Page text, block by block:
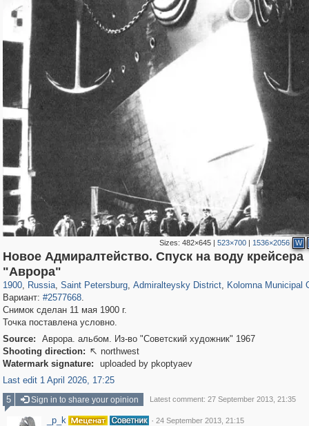
Sizes: 482×645| 523×700| 1536×2056 W
Новое Адмиралтейство. Спуск на воду крейсера
"Аврора"
1900, Russia
1,406,448
, Saint Petersburg
197,148
, Admiralteysky District, Kolomna Municipal
Вариант: #2577668.
Снимок сделан 11 мая 1900 г.
Точка поставлена условно.
Source:
Аврора. альбом. Из-во "Советский художник" 1967
Shooting direction:  northwest
Watermark signature:
uploaded by pkoptyaev
Last edit 1 April 2026, 17:25
5
Sign in to share your opinion Latest comment: 27 September 2013, 21:35
_p_k · 24 September 2013, 21:15